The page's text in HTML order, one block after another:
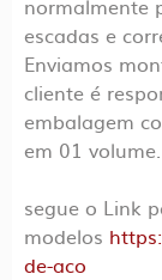
normalmente
escadas e
Enviamos
cliente é
embalagem
em 01 volume.
segue o Link
modelos
de-aco